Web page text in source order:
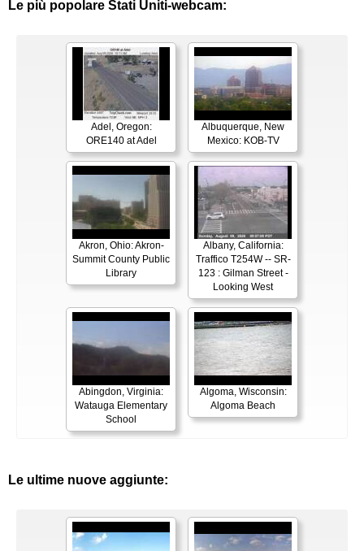
Le più popolare Stati Uniti-webcam:
Adel, Oregon:
ORE140 at Adel
Albuquerque, New
Mexico: KOB-TV
Akron, Ohio: Akron-
Summit County Public
Library
Albany, California:
Traffico T254W -- SR-
123 : Gilman Street -
Looking West
Abingdon, Virginia:
Watauga Elementary
School
Algoma, Wisconsin:
Algoma Beach
Le ultime nuove aggiunte: